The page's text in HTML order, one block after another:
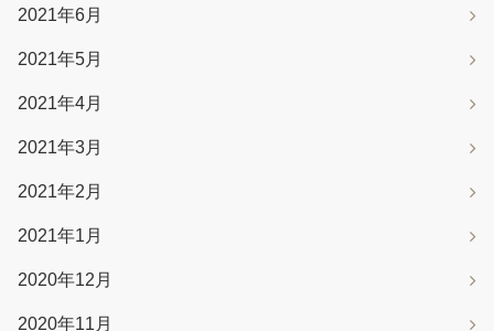
2021年6月
2021年5月
2021年4月
2021年3月
2021年2月
2021年1月
2020年12月
2020年11月